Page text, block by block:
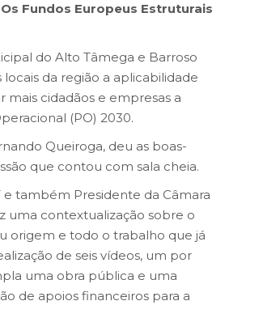
Fundos Europeus Estruturais
do Alto Tâmega e Barroso
da região a aplicabilidade
mais cidadãos e empresas a
(PO) 2030.
Queiroga, deu as boas-
que contou com sala cheia.
também Presidente da Câmara
uma contextualização sobre o
origem e todo o trabalho que já
de seis vídeos, um por
uma obra pública e uma
de apoios financeiros para a